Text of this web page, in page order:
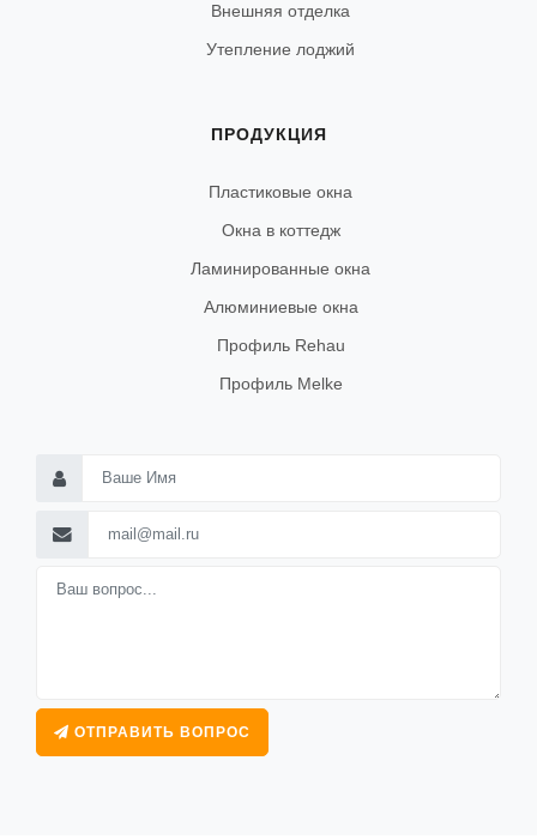
Внешняя отделка
Утепление лоджий
ПРОДУКЦИЯ
Пластиковые окна
Окна в коттедж
Ламинированные окна
Алюминиевые окна
Профиль Rehau
Профиль Melke
ОТПРАВИТЬ ВОПРОС